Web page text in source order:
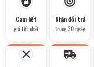
Cam kết
giá tốt nhất
Nhận đổi trả
trong 30 ngày